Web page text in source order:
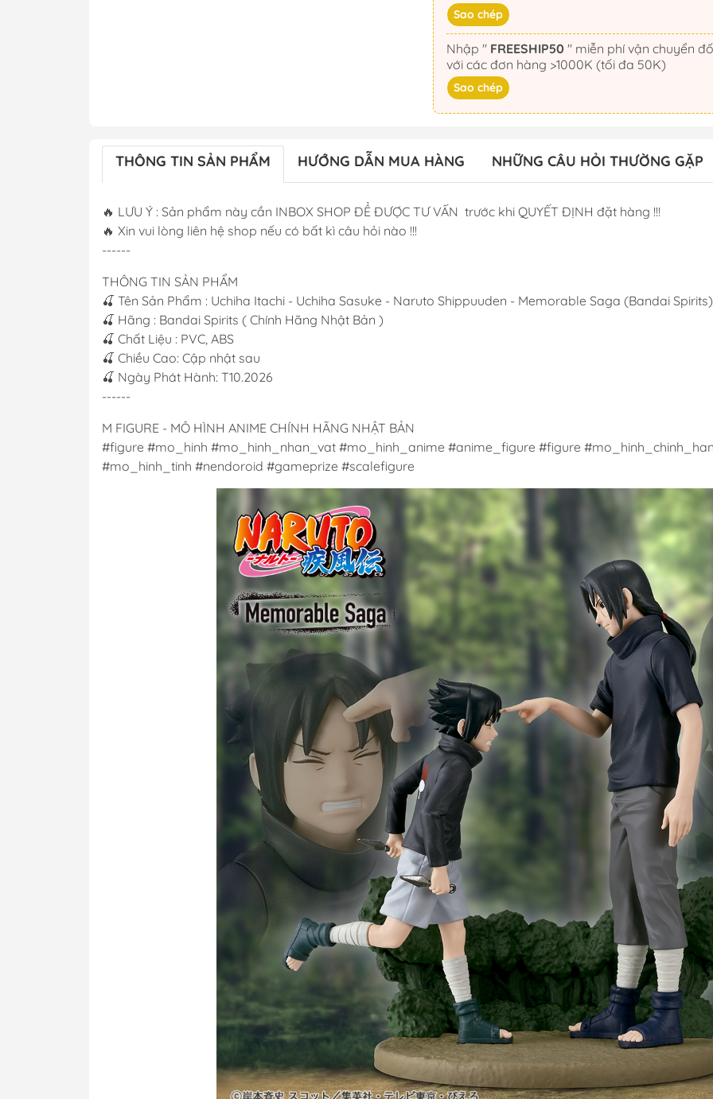
Sao chép
Nhập " FREESHIP50" miễn phí vận chuyển đối
với các đơn hàng >1000K (tối đa 50K)
Sao chép
THÔNG TIN SẢN PHẨM HƯỚNG DẪN MUA HÀNG NHỮNG CÂU HỎI THƯỜNG GẶP
🔥 LƯU Ý : Sản phẩm này cần INBOX SHOP ĐỂ ĐƯỢC TƯ VẤN trước khi QUYẾT ĐỊNH đặt hàng !!!
🔥 Xin vui lòng liên hệ shop nếu có bất kì câu hỏi nào !!!
------
THÔNG TIN SẢN PHẨM
🍒 Tên Sản Phẩm : Uchiha Itachi - Uchiha Sasuke - Naruto Shippuuden - Memorable Saga (Bandai Spirits)
🍒 Hãng : Bandai Spirits ( Chính Hãng Nhật Bản )
🍒 Chất Liệu : PVC, ABS
🍒 Chiều Cao: Cập nhật sau
🍒 Ngày Phát Hành: T10.2026
------
M FIGURE - MÔ HÌNH ANIME CHÍNH HÃNG NHẬT BẢN
#figure #mo_hinh #mo_hinh_nhan_vat #mo_hinh_anime #anime_figure #figure
#mo_hinh_tinh #nendoroid #gameprize #scalefigure